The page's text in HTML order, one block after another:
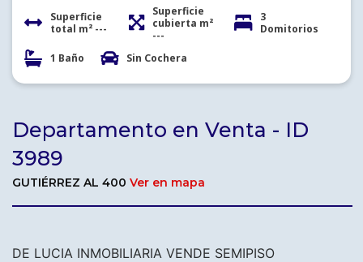
Superficie
total m² ---
Superficie
cubierta m²
---
3
Domitorios
1 Baño Sin Cochera
Departamento en Venta - ID
3989
GUTIÉRREZ AL 400 Ver en mapa
DE LUCIA INMOBILIARIA VENDE SEMIPISO